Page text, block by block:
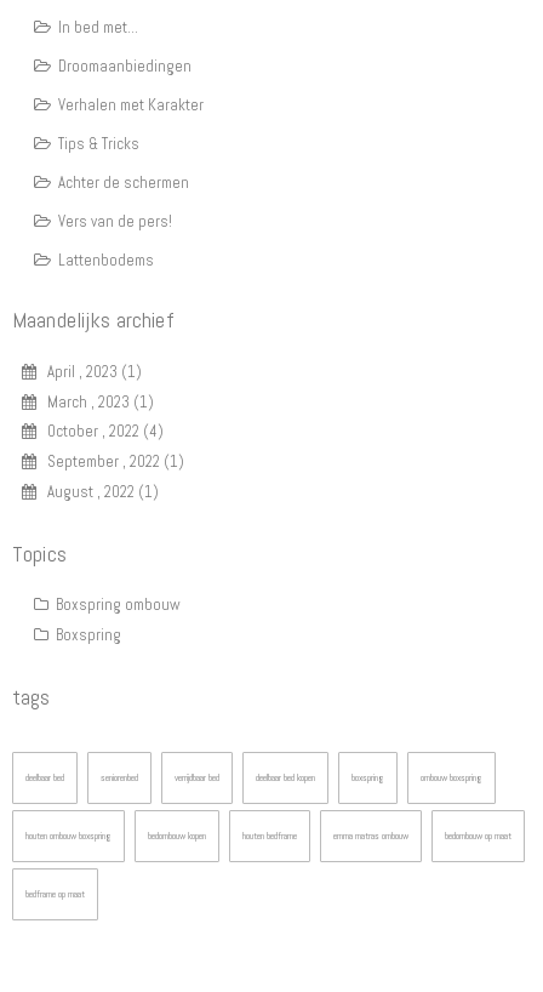
In bed met...
Droomaanbiedingen
Verhalen met Karakter
Tips & Tricks
Achter de schermen
Vers van de pers!
Lattenbodems
Maandelijks archief
April , 2023 (1)
March , 2023 (1)
October , 2022 (4)
September , 2022 (1)
August , 2022 (1)
Topics
Boxspring ombouw
Boxspring
tags
deelbaar bed seniorenbed verrijdbaar bed deelbaar bed kopen boxspring ombouw boxspring
houten ombouw boxspring bedombouw kopen houten bedframe emma matras ombouw bedombouw op maat
bedframe op maat